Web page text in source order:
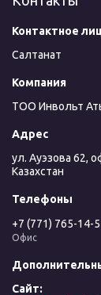
Салтанат
ТОО Инвольт
ул. Ауэзова 62,
Казахстан
+7 (771) 765-14-
Офис